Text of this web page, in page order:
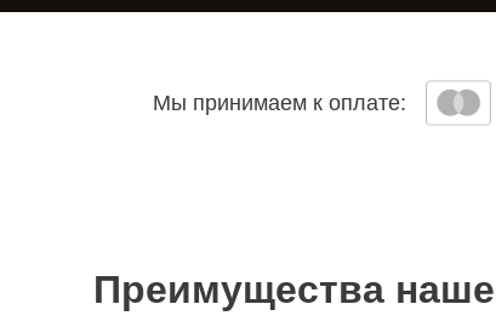
Мы принимаем к оплате:
Преимущества